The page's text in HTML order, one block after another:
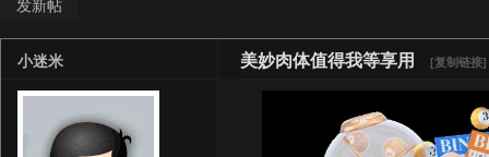
发新帖
美妙肉体值得我等享用 [复制链接]
小迷米